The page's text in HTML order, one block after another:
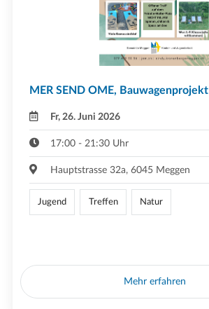
MER SEND OME, Bauwagenprojekt
Fr, 26. Juni 2026
17:00 - 21:30 Uhr
Hauptstrasse 32a, 6045 Meggen
Jugend Treffen Natur
Mehr erfahren